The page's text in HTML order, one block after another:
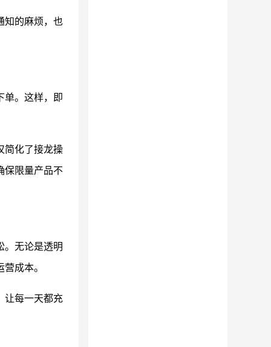
知的麻烦，也
单。这样，即
简化了接龙操
保限量产品不
。无论是透明
成本。
让每一天都充